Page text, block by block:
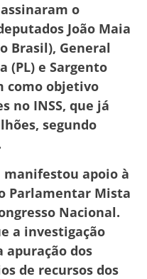
o
João Maia
Brasil), General
(PL) e Sargento
como objetivo
no INSS, que já
segundo
manifestou apoio à
Parlamentar Mista
Nacional.
a investigação
apuração dos
de recursos dos